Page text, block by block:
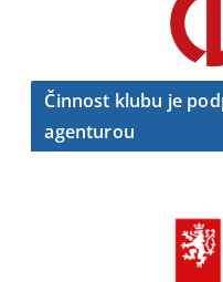
Činnost klubu je
agenturou